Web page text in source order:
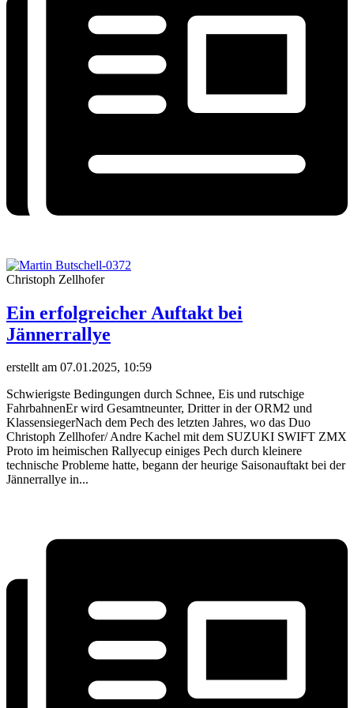
Christoph Zellhofer
Ein erfolgreicher Auftakt bei
Jännerrallye
erstellt am 07.01.2025, 10:59
Schwierigste Bedingungen durch Schnee, Eis und rutschige
FahrbahnenEr wird Gesamtneunter, Dritter in der ORM2 und
KlassensiegerNach dem Pech des letzten Jahres, wo das Duo
Christoph Zellhofer/ Andre Kachel mit dem SUZUKI SWIFT ZMX
Proto im heimischen Rallyecup einiges Pech durch kleinere
technische Probleme hatte, begann der heurige Saisonauftakt bei der
Jännerrallye in...